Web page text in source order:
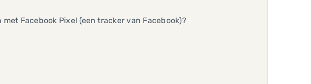
Facebook Pixel (een tracker van Facebook)?